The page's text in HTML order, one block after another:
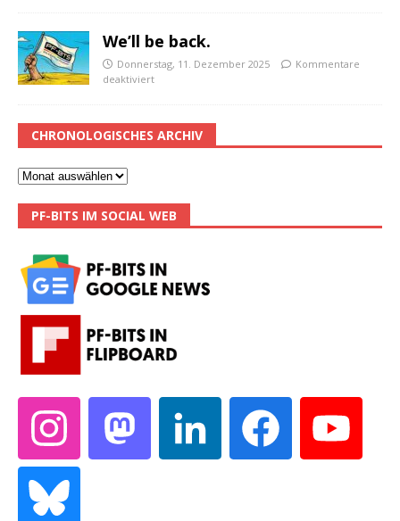
We’ll be back.
Donnerstag, 11. Dezember 2025
Kommentare
deaktiviert
CHRONOLOGISCHES ARCHIV
PF-BITS IM SOCIAL WEB